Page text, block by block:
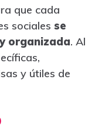
que cada
sociales se
organizada. Al
y útiles de